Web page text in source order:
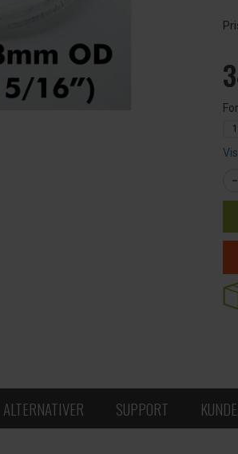
-
ALTERNATIVER SUPPORT